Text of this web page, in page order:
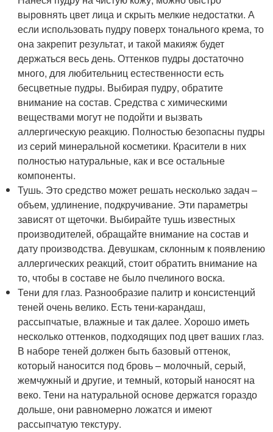
выровнять цвет лица и скрыть мелкие недостатки. А
если использовать пудру поверх тонального крема, то
она закрепит результат, и такой макияж будет
держаться весь день. Оттенков пудры достаточно
много, для любительниц естественности есть
бесцветные пудры. Выбирая пудру, обратите
внимание на состав. Средства с химическими
веществами могут не подойти и вызвать
аллергическую реакцию. Полностью безопасны пудры
из серий минеральной косметики. Красители в них
полностью натуральные, как и все остальные
компоненты.
Тушь. Это средство может решать несколько задач –
объем, удлинение, подкручивание. Эти параметры
зависят от щеточки. Выбирайте тушь известных
производителей, обращайте внимание на состав и
дату производства. Девушкам, склонным к появлению
аллергических реакций, стоит обратить внимание на
то, чтобы в составе не было пчелиного воска.
Тени для глаз. Разнообразие палитр и консистенций
теней очень велико. Есть тени-карандаш,
рассыпчатые, влажные и так далее. Хорошо иметь
несколько оттенков, подходящих под цвет ваших глаз.
В наборе теней должен быть базовый оттенок,
который наносится под бровь – молочный, серый,
жемчужный и другие, и темный, который наносят на
веко. Тени на натуральной основе держатся гораздо
дольше, они равномерно ложатся и имеют
рассыпчатую текстуру.